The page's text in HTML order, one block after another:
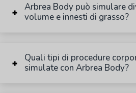
Arbrea Body può simulare
volume e innesti di grasso?
Quali tipi di procedure
simulate con Arbrea Body?